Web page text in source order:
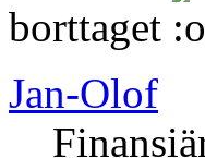
borttaget
Jan-Olof